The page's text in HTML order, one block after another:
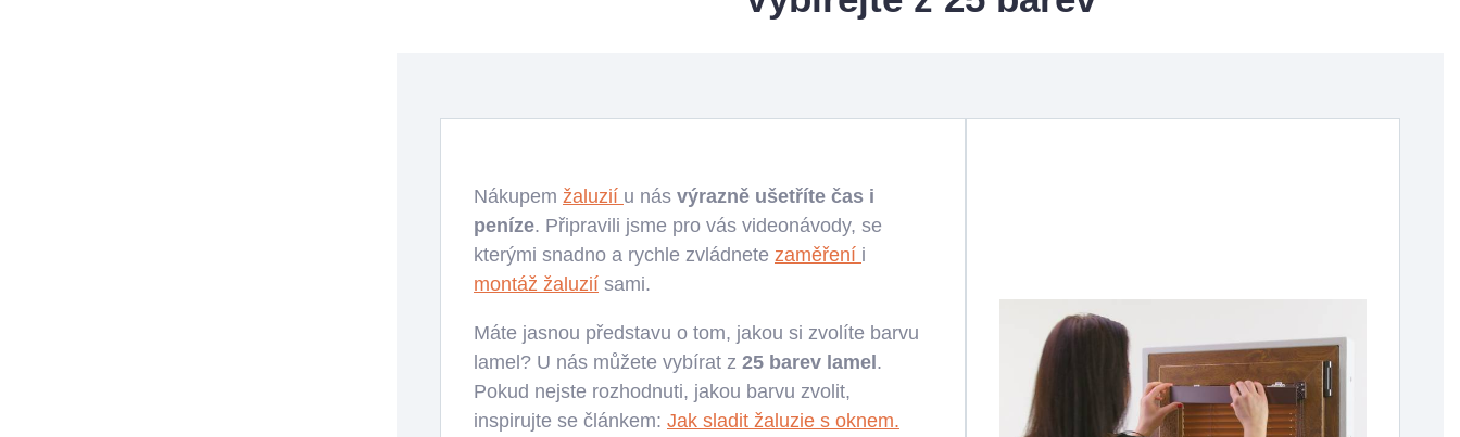
Nákupem žaluzií u nás výrazně ušetříte čas i
peníze. Připravili jsme pro vás videonávody, se
kterými snadno a rychle zvládnete zaměření i
montáž žaluzií sami.
Máte jasnou představu o tom, jakou si zvolíte barvu
lamel? U nás můžete vybírat z 25 barev lamel .
Pokud nejste rozhodnuti, jakou barvu zvolit,
inspirujte se článkem: Jak sladit žaluzie s oknem.